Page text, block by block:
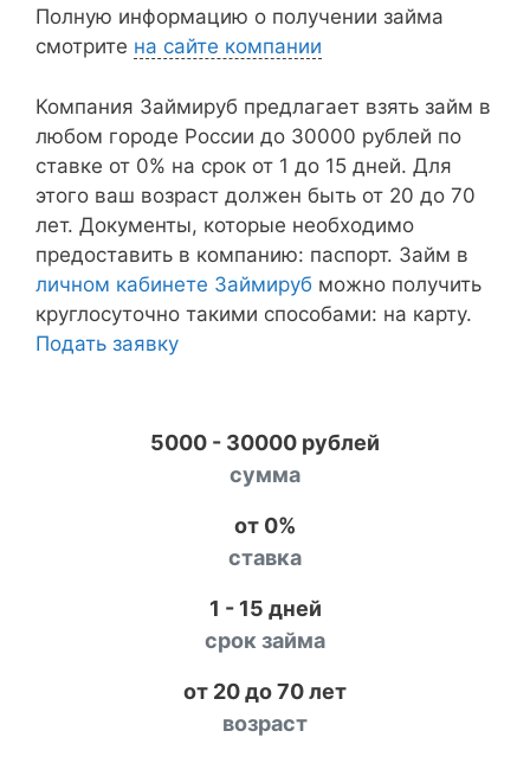
Полную информацию о получении займа
смотрите на сайте компании
Компания Займируб предлагает взять займ в
любом городе России до 30000 рублей по
ставке от 0% на срок от 1 до 15 дней. Для
этого ваш возраст должен быть от 20 до 70
лет. Документы, которые необходимо
предоставить в компанию: паспорт. Займ в
личном кабинете Займируб можно получить
круглосуточно такими способами: на карту.
Подать заявку
5000 - 30000 рублей
сумма
от 0%
ставка
1 - 15 дней
срок займа
от 20 до 70 лет
возраст